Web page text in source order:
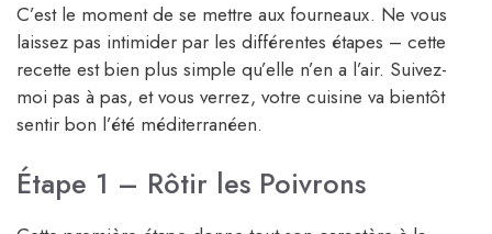
C’est le moment de se mettre aux fourneaux. Ne vous
laissez pas intimider par les différentes étapes – cette
recette est bien plus simple qu’elle n’en a l’air. Suivez-
moi pas à pas, et vous verrez, votre cuisine va bientôt
sentir bon l’été méditerranéen.
Étape 1 – Rôtir les Poivrons